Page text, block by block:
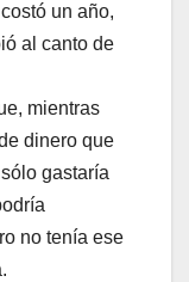
un año,
al canto de
mientras
dinero que
gastaría
no tenía ese